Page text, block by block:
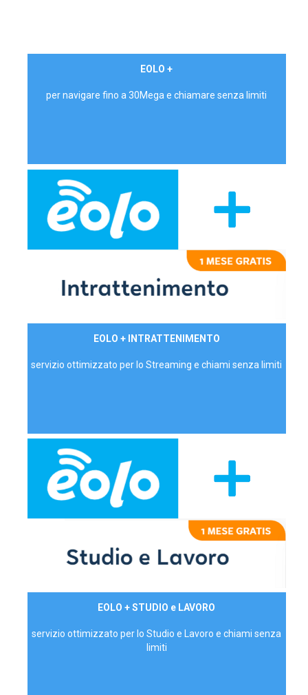
EOLO +
per navigare fino a 30Mega e chiamare senza limiti
EOLO + INTRATTENIMENTO
servizio ottimizzato per lo Streaming e chiami senza limiti
EOLO + STUDIO e LAVORO
servizio ottimizzato per lo Studio e Lavoro e chiami senza
limiti